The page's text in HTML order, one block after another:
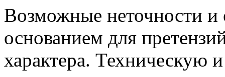
Возможные неточности и
основанием для
характера.